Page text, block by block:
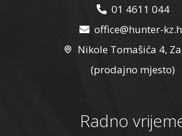
01 4611 044
office@hunter-
Nikole Tomašića 4,
(prodajno mjesto)
Radno